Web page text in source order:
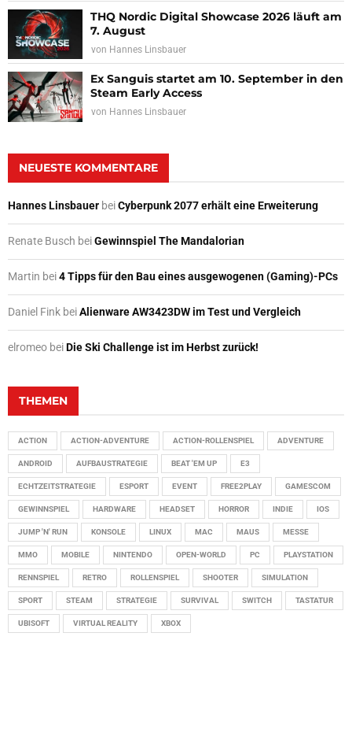
THQ Nordic Digital Showcase 2026 läuft am
7. August
von Hannes Linsbauer
Ex Sanguis startet am 10. September in den
Steam Early Access
von Hannes Linsbauer
NEUESTE KOMMENTARE
Hannes Linsbauer beiCyberpunk 2077 erhält eine Erweiterung
Renate Busch beiGewinnspiel The Mandalorian
Martin bei4 Tipps für den Bau eines ausgewogenen (Gaming)-PCs
Daniel Fink beiAlienware AW3423DW im Test und Vergleich
elromeo beiDie Ski Challenge ist im Herbst zurück!
THEMEN
ACTION ACTION-ADVENTURE ACTION-ROLLENSPIEL ADVENTURE
ANDROID AUFBAUSTRATEGIE BEAT 'EM UP E3
ECHTZEITSTRATEGIE ESPORT EVENT FREE2PLAY GAMESCOM
GEWINNSPIEL HARDWARE HEADSET HORROR INDIE IOS
JUMP 'N' RUN KONSOLE LINUX MAC MAUS MESSE
MMO MOBILE NINTENDO OPEN-WORLD PC PLAYSTATION
RENNSPIEL RETRO ROLLENSPIEL SHOOTER SIMULATION
SPORT STEAM STRATEGIE SURVIVAL SWITCH TASTATUR
UBISOFT VIRTUAL REALITY XBOX